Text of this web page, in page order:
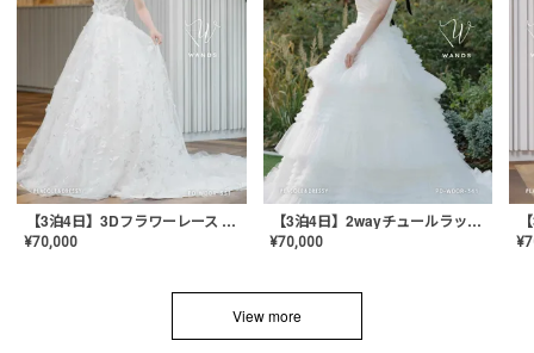
【3泊4日】3Dフラワーレース ドレス〈PD-WDOR-331〉
¥70,000
【3泊4日】2wayチュールラッフルドレス〈PD-WDOR-341RTL〉
¥70,000 ¥
View more